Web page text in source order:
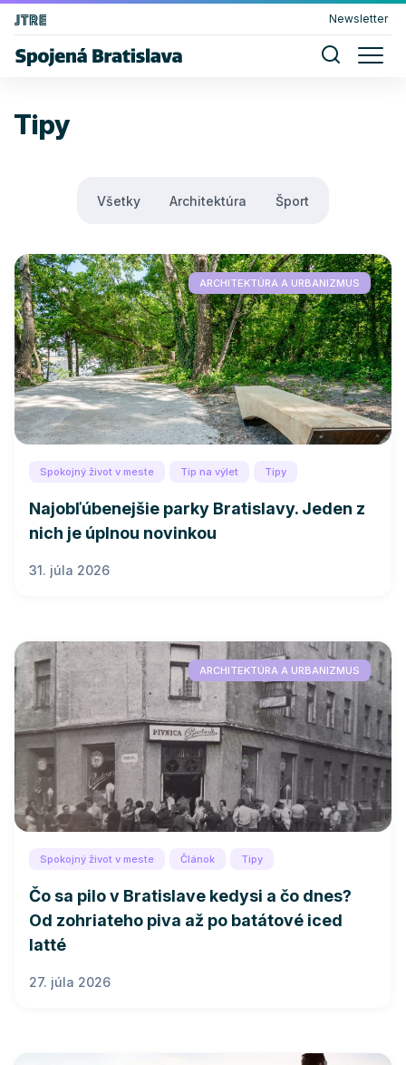
Newsletter
Tipy
Všetky Architektúra Šport
ARCHITEKTÚRA A URBANIZMUS
Spokojný život v meste Tip na výlet Tipy
Najobľúbenejšie parky Bratislavy. Jeden z
nich je úplnou novinkou
31. júla 2026
ARCHITEKTÚRA A URBANIZMUS
Spokojný život v meste Článok Tipy
Čo sa pilo v Bratislave kedysi a čo dnes?
Od zohriateho piva až po batátové iced
latté
27. júla 2026